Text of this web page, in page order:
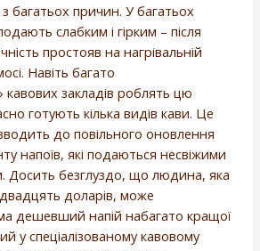
багатьох причин. У багатьох
слабким і гірким – після
простояв на нагрівальній
Навіть багато
кавових закладів роблять цю
готують кілька видів кави. Це
до повільного оновлення
напоїв, які подаються несвіжими
Досить безглуздо, що людина, яка
доларів, може
дешевший напій набагато кращої
у спеціалізованому кавовому